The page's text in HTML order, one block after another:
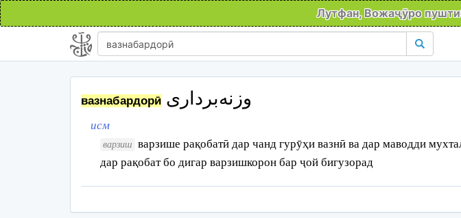
Лутфан, Вожаҷӯро
вазнабардорӣ وزنه‌برداری
исм
варзиш варзише рақобатӣ дар чанд гурӯҳи вазнӣ ва дар маводди
дар рақобат бо дигар варзишкорон бар ҷой бигузорад